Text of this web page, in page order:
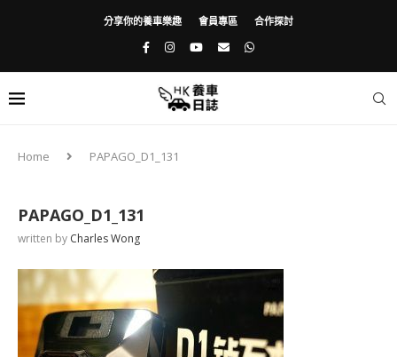
分享你的養車樂趣 會員專區 合作探討
Home PAPAGO_D1_131
PAPAGO_D1_131
written by Charles Wong